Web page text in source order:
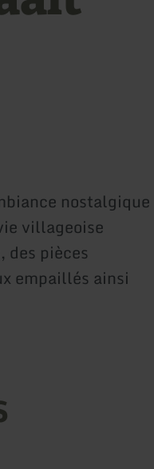
nostalgique
villageoise
des pièces
empaillés ainsi